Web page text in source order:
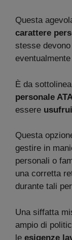
Questa
carattere
stesse
È da
personale
essere
Questa
gestire in
personali o
una corretta
durante tali
Una siffatta
ampio di
le esigenze